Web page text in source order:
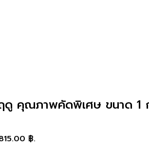
ฤดู คุณภาพคัดพิเศษ ขนาด
฿.